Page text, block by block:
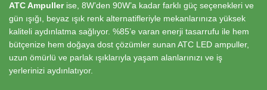
ATC Ampullerise, 8W’den 90W’a kadar farklı güç seçenekleri ve
gün ışığı, beyaz ışık renk alternatifleriyle mekanlarınıza yüksek
kaliteli aydınlatma sağlıyor. %85’e varan enerji tasarrufu ile hem
bütçenize hem doğaya dost çözümler sunan ATC LED ampuller,
uzun ömürlü ve parlak ışıklarıyla yaşam alanlarınızı ve iş
yerlerinizi aydınlatıyor.